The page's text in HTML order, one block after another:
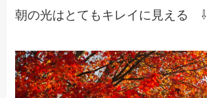
朝の光はとてもキレイに見える ⇩